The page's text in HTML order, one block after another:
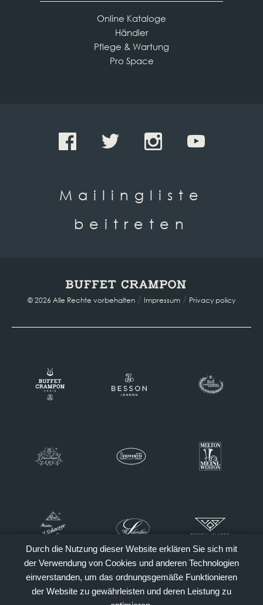
Online Kataloge
Händler
Pflege & Wartung
Pro Space
Mailingliste
beitreten
© 2026 Alle Rechte vorbehalten / Impressum / Privacy policy
Durch die Nutzung dieser Website erklären Sie sich mit
der Verwendung von Cookies und anderen Technologien
einverstanden, um das ordnungsgemäße Funktionieren
der Website zu gewährleisten und deren Leistung zu